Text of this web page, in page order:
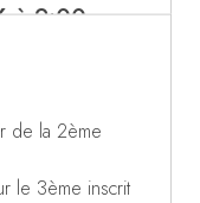
à 9:00
de la 2ème
le 3ème inscrit